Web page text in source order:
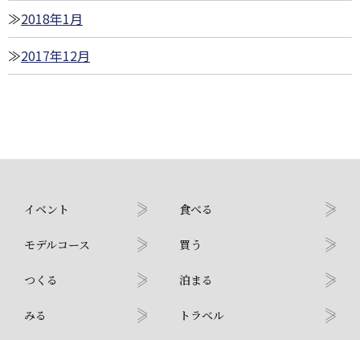
2018年1月
2017年12月
イベント
モデルコース
つくる
みる
食べる
買う
泊まる
トラベル